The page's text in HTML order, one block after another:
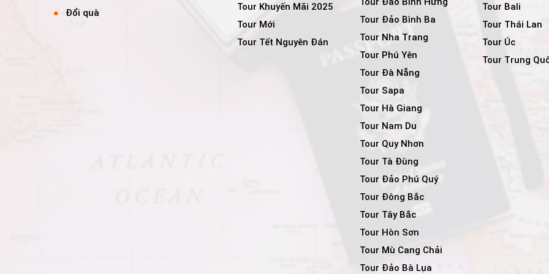
Đổi quà
Tour Khuyến Mãi 2025
Tour Mới
Tour Tết Nguyên Đán
Tour Đảo Bình Ba
Tour Nha Trang
Tour Phú Yên
Tour Đà Nẵng
Tour Sapa
Tour Hà Giang
Tour Nam Du
Tour Quy Nhơn
Tour Tà Đùng
Tour Đảo Phú Quý
Tour Đông Bắc
Tour Tây Bắc
Tour Hòn Sơn
Tour Mù Cang Chải
Tour Đảo Bà Lụa
Tour Bali
Tour Thái Lan
Tour Úc
Tour Trung